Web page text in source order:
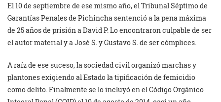
El 10 de septiembre de ese mismo año, el Tribunal Séptimo de
Garantías Penales de Pichincha sentenció a la pena máxima
de 25 años de prisión a David P. Lo encontraron culpable de ser
el autor material y a José S. y Gustavo S. de ser cómplices.
A raíz de ese suceso, la sociedad civil organizó marchas y
plantones exigiendo al Estado la tipificación de femicidio
como delito. Finalmente se lo incluyó en el Código Orgánico